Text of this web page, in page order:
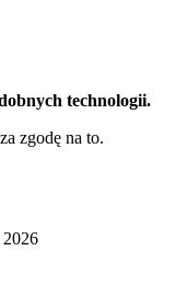
technologii.
zgodę na to.